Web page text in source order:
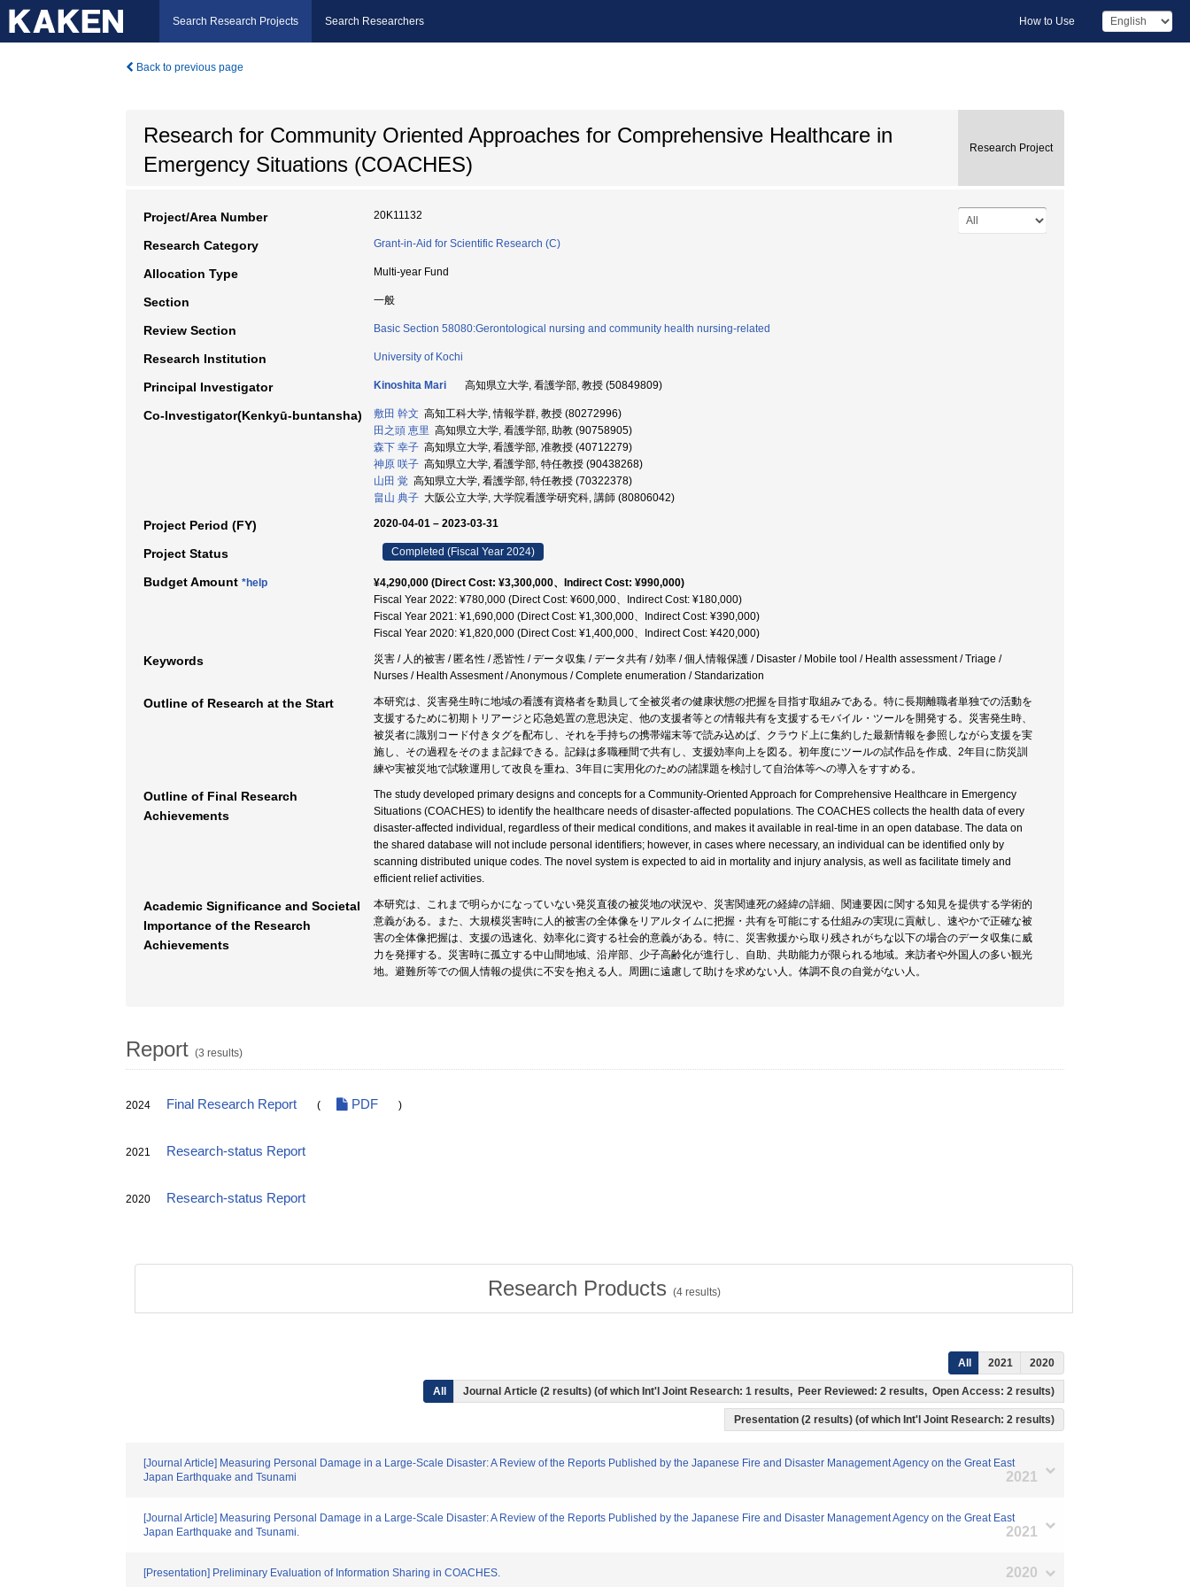
Search Research Projects Search Researchers How to Use
Back to previous page
Research for Community Oriented Approaches for Comprehensive Healthcare in
Emergency Situations (COACHES)
Research Project
Project/Area Number 20K11132
Research Category Grant-in-Aid for Scientific Research (C)
Allocation Type Multi-year Fund
Section 一般
Review Section Basic Section 58080:Gerontological nursing and community health nursing-related
Research Institution University of Kochi
Principal Investigator Kinoshita Mari 高知県立大学, 看護学部, 教授 (50849809)
Co-Investigator(Kenkyū-buntansha) 敷田 幹文 高知工科大学, 情報学群, 教授 (80272996)
田之頭 恵里 高知県立大学, 看護学部, 助教 (90758905)
森下 幸子 高知県立大学, 看護学部, 准教授 (40712279)
神原 咲子 高知県立大学, 看護学部, 特任教授 (90438268)
山田 覚 高知県立大学, 看護学部, 特任教授 (70322378)
畠山 典子 大阪公立大学, 大学院看護学研究科, 講師 (80806042)
Project Period (FY) 2020-04-01 – 2023-03-31
Project Status Completed (Fiscal Year 2024)
Budget Amount *help
¥4,290,000 (Direct Cost: ¥3,300,000、Indirect Cost: ¥990,000)
Fiscal Year 2022: ¥780,000 (Direct Cost: ¥600,000、Indirect Cost: ¥180,000)
Fiscal Year 2021: ¥1,690,000 (Direct Cost: ¥1,300,000、Indirect Cost: ¥390,000)
Fiscal Year 2020: ¥1,820,000 (Direct Cost: ¥1,400,000、Indirect Cost: ¥420,000)
Keywords
災害 / 人的被害 / 匿名性 / 悉皆性 / データ収集 / データ共有 / 効率 / 個人情報保護 / Disaster / Mobile tool / Health assessment / Triage /
Nurses / Health Assesment / Anonymous / Complete enumeration / Standarization
Outline of Research at the Start
本研究は、災害発生時に地域の看護有資格者を動員して全被災者の健康状態の把握を目指す取組みである。特に長期離職者単独での活動を
支援するために初期トリアージと応急処置の意思決定、他の支援者等との情報共有を支援するモバイル・ツールを開発する。災害発生時、
被災者に識別コード付きタグを配布し、それを手持ちの携帯端末等で読み込めば、クラウド上に集約した最新情報を参照しながら支援を実
施し、その過程をそのまま記録できる。記録は多職種間で共有し、支援効率向上を図る。初年度にツールの試作品を作成、2年目に防災訓
練や実被災地で試験運用して改良を重ね、3年目に実用化のための諸課題を検討して自治体等への導入をすすめる。
Outline of Final Research
Achievements
The study developed primary designs and concepts for a Community-Oriented Approach for Comprehensive Healthcare in Emergency
Situations (COACHES) to identify the healthcare needs of disaster-affected populations. The COACHES collects the health data of every
disaster-affected individual, regardless of their medical conditions, and makes it available in real-time in an open database. The data on
the shared database will not include personal identifiers; however, in cases where necessary, an individual can be identified only by
scanning distributed unique codes. The novel system is expected to aid in mortality and injury analysis, as well as facilitate timely and
efficient relief activities.
Academic Significance and Societal
Importance of the Research
Achievements
本研究は、これまで明らかになっていない発災直後の被災地の状況や、災害関連死の経緯の詳細、関連要因に関する知見を提供する学術的
意義がある。また、大規模災害時に人的被害の全体像をリアルタイムに把握・共有を可能にする仕組みの実現に貢献し、速やかで正確な被
害の全体像把握は、支援の迅速化、効率化に資する社会的意義がある。特に、災害救援から取り残されがちな以下の場合のデータ収集に威
力を発揮する。災害時に孤立する中山間地域、沿岸部、少子高齢化が進行し、自助、共助能力が限られる地域。来訪者や外国人の多い観光
地。避難所等での個人情報の提供に不安を抱える人。周囲に遠慮して助けを求めない人。体調不良の自覚がない人。
Report (3 results)
2024 Final Research Report ( PDF )
2021 Research-status Report
2020 Research-status Report
Research Products (4results)
All 2021 2020
All Journal Article (2 results) (of which Int'l Joint Research: 1 results, Peer Reviewed: 2 results, Open Access: 2 results)
Presentation (2 results) (of which Int'l Joint Research: 2 results)
[Journal Article] Measuring Personal Damage in a Large-Scale Disaster: A Review of the Reports Published by the Japanese Fire and Disaster Management Agency on the Great East
Japan Earthquake and Tsunami
2021
[Journal Article] Measuring Personal Damage in a Large-Scale Disaster: A Review of the Reports Published by the Japanese Fire and Disaster Management Agency on the Great East
Japan Earthquake and Tsunami.
2021
[Presentation] Preliminary Evaluation of Information Sharing in COACHES. 2020